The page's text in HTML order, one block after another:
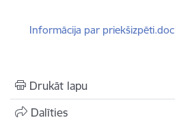
Lejupielādēt:
Informācija par priekšizpēti.doc
Drukāt lapu
Dalīties